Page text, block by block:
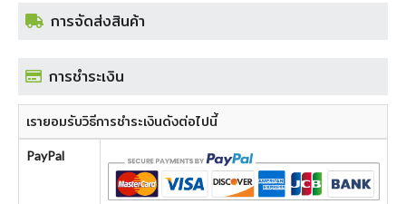
การจัดส่งสินค้า
การชำระเงิน
เรายอมรับวิธีการชำระเงินดังต่อไปนี้
PayPal